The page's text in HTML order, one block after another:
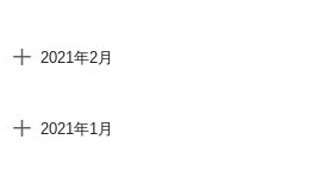
2021年2月
2021年1月